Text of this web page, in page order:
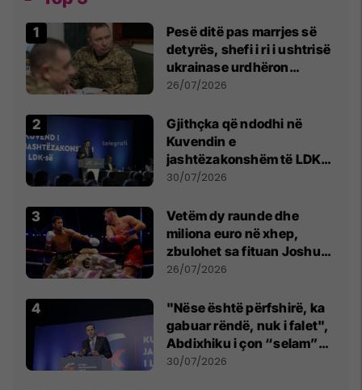
Pesë ditë pas marrjes së
detyrës, shefi i ri i ushtrisë
ukrainase urdhëron
kontroll të madh
26/07/2026
Gjithçka që ndodhi në
Kuvendin e
jashtëzakonshëm të LDK-
së
30/07/2026
Vetëm dy raunde dhe
miliona euro në xhep,
zbulohet sa fituan Joshua
e Prenga
26/07/2026
"Nëse është përfshirë, ka
gabuar rëndë, nuk i falet",
Abdixhiku i çon “selam”
Përparim Ramës
30/07/2026